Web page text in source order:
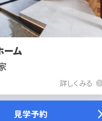
ーム
詳しくみる
見学予約